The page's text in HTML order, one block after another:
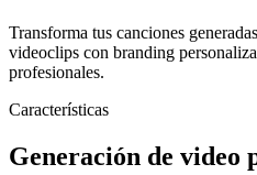
Transforma tus canciones
videoclips con branding
profesionales.
Características
Generación de video